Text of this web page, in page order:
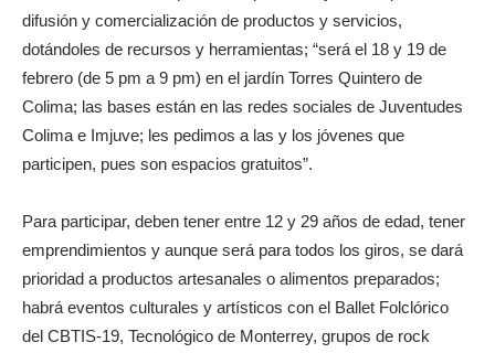
difusión y comercialización de productos y servicios,
dotándoles de recursos y herramientas; “será el 18 y 19 de
febrero (de 5 pm a 9 pm) en el jardín Torres Quintero de
Colima; las bases están en las redes sociales de Juventudes
Colima e Imjuve; les pedimos a las y los jóvenes que
participen, pues son espacios gratuitos”.
Para participar, deben tener entre 12 y 29 años de edad, tener
emprendimientos y aunque será para todos los giros, se dará
prioridad a productos artesanales o alimentos preparados;
habrá eventos culturales y artísticos con el Ballet Folclórico
del CBTIS-19, Tecnológico de Monterrey, grupos de rock